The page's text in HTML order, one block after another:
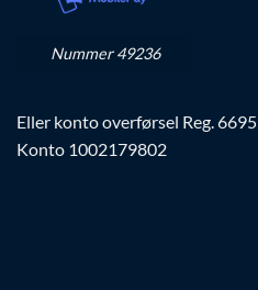
Nummer 49236
Eller konto overførsel Reg. 6695
Konto 1002179802